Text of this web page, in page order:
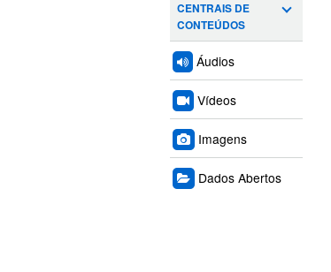
CENTRAIS DE
CONTEÚDOS
Áudios
Vídeos
Imagens
Dados Abertos